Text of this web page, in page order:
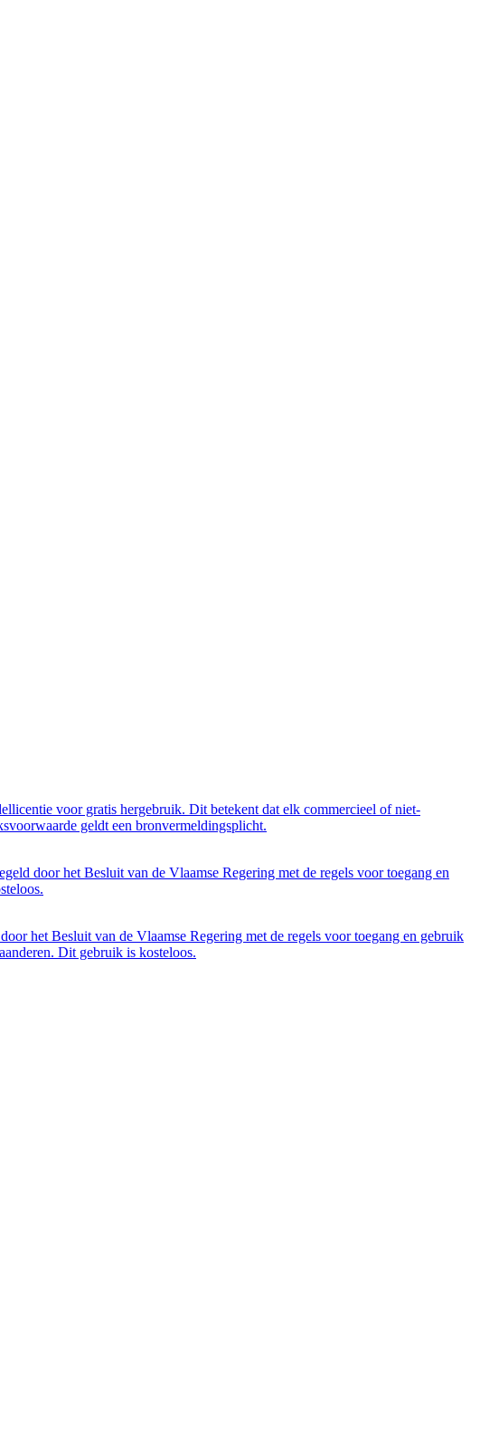
voor gratis hergebruik. Dit betekent dat elk commercieel of niet-
geldt een bronvermeldingsplicht.
door het Besluit van de Vlaamse Regering met de regels voor toegang en
het Besluit van de Vlaamse Regering met de regels voor toegang en gebruik
Dit gebruik is kosteloos.